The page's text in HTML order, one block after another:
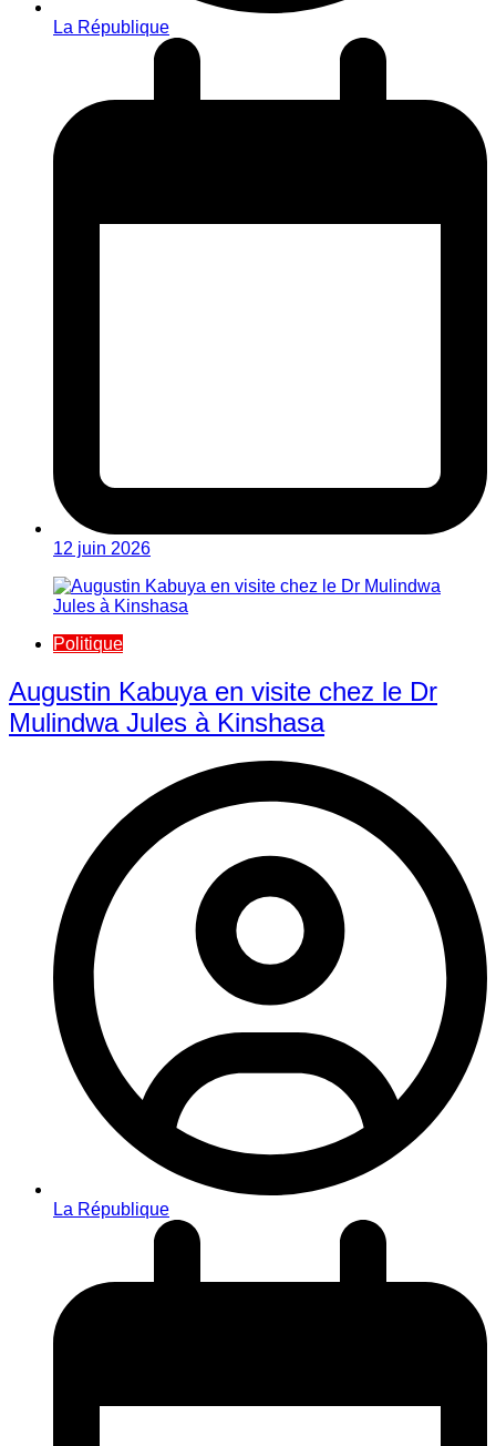
La République
12 juin 2026
Politique
Augustin Kabuya en visite chez le Dr
Mulindwa Jules à Kinshasa
La République